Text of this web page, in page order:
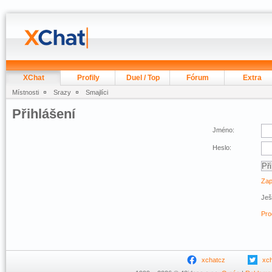
XChat Profily Duel / Top Fórum Extra
Místnosti Srazy Smajlíci
Přihlášení
Jméno:
Heslo:
xchatcz